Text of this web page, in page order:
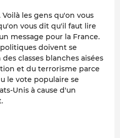
les gens qu'on vous
vous dit qu'il faut lire
message pour la France.
doivent se
classes blanches aisées
et du terrorisme parce
le vote populaire se
Unis à cause d'un